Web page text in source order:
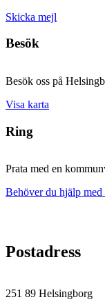
Skicka mejl
Besök
Besök oss på
Visa karta
Ring
Prata med en
Behöver du hjälp med
Postadress
251 89 Helsingborg